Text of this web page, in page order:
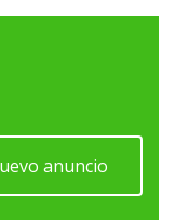
anuncio